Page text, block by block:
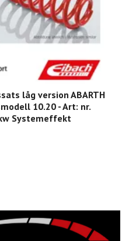
låg version ABARTH
10.20 - Art: nr.
Systemeffekt